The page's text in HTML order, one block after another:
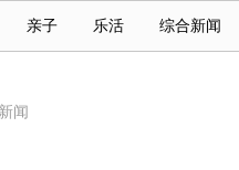
亲子 乐活 综合新闻
闻